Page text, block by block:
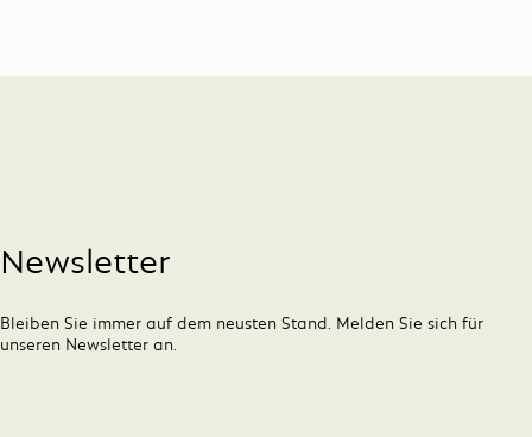
Newsletter
Bleiben Sie immer auf dem neusten Stand. Melden Sie sich für
unseren Newsletter an.